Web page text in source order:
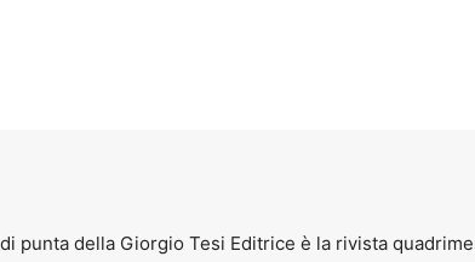
punta della Giorgio Tesi Editrice è la rivista